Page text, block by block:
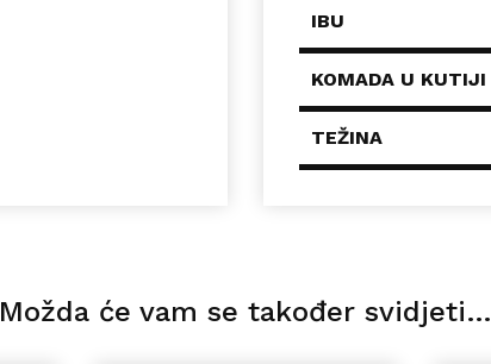
IBU
KOMADA U KUTIJI
TEŽINA
Možda će vam se također svidjeti…